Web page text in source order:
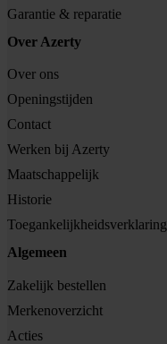
Garantie & reparatie
Over Azerty
Over ons
Openingstijden
Contact
Werken bij Azerty
Maatschappelijk
Historie
Toegankelijkheidsverklaring
Algemeen
Zakelijk bestellen
Merkenoverzicht
Acties